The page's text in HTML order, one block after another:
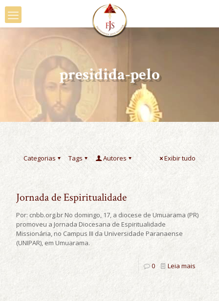
presidida-pelo
Categorias Tags Autores Exibir tudo
Jornada de Espiritualidade
Por: cnbb.org.br No domingo, 17, a diocese de Umuarama (PR)
promoveu a Jornada Diocesana de Espiritualidade
Missionária, no Campus III da Universidade Paranaense
(UNIPAR), em Umuarama.
0 Leia mais